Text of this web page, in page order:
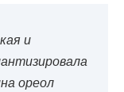
и
ореол